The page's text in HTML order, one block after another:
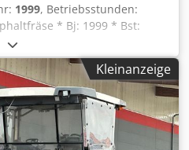
1999, Betriebsstunden:
* Bj: 1999 * Bst:
2 m * hydr. Klappband
29.000 kg * mehr
* Angaben ohne Gewähr
Kleinanzeige